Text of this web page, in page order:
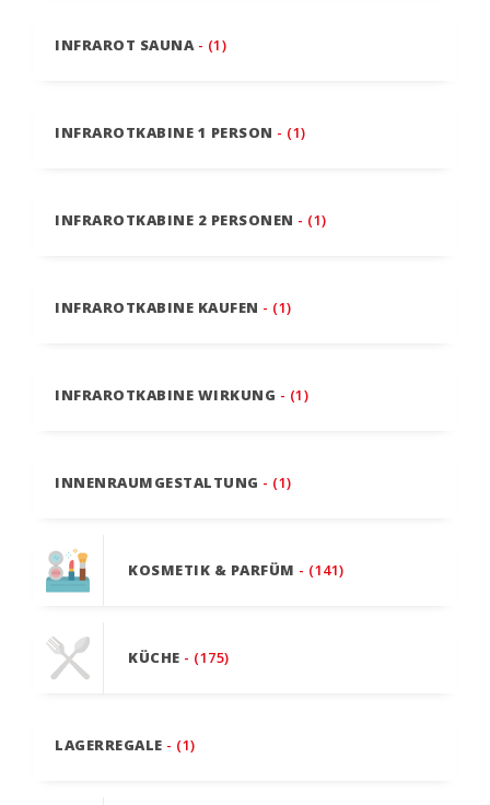
INFRAROT SAUNA - (1)
INFRAROTKABINE 1 PERSON - (1)
INFRAROTKABINE 2 PERSONEN - (1)
INFRAROTKABINE KAUFEN - (1)
INFRAROTKABINE WIRKUNG - (1)
INNENRAUMGESTALTUNG - (1)
KOSMETIK & PARFÜM - (141)
KÜCHE - (175)
LAGERREGALE - (1)